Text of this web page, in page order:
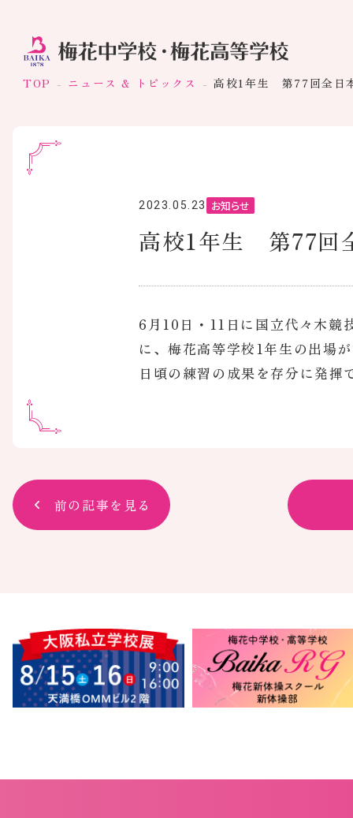
TOP ニュース & トピックス 高校1年生 第77回全日
2023.05.23 お知らせ
高校1年生 第77回
6月10日・11日に国立代々木競
に、梅花高等学校1年生の出場
日頃の練習の成果を存分に発
前の記事を見る